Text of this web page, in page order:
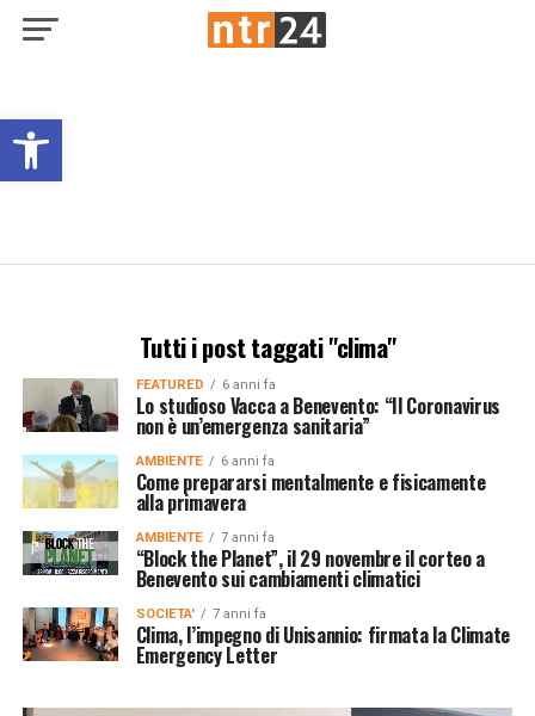
Open toolbar
Tutti i post taggati "clima"
FEATURED 6 anni fa
Lo studioso Vacca a Benevento: “Il Coronavirus
non è un’emergenza sanitaria”
AMBIENTE 6 anni fa
Come prepararsi mentalmente e fisicamente
alla primavera
AMBIENTE 7 anni fa
“Block the Planet”, il 29 novembre il corteo a
Benevento sui cambiamenti climatici
SOCIETA' 7 anni fa
Clima, l’impegno di Unisannio: firmata la Climate
Emergency Letter